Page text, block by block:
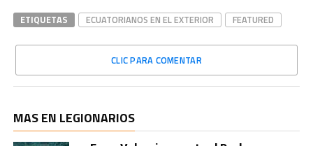
ETIQUETAS ECUATORIANOS EN EL EXTERIOR FEATURED
CLIC PARA COMENTAR
MAS EN LEGIONARIOS